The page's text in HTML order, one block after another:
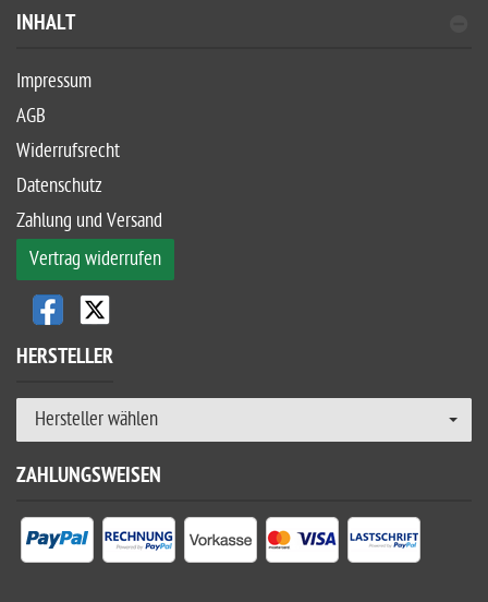
INHALT
Impressum
AGB
Widerrufsrecht
Datenschutz
Zahlung und Versand
Vertrag widerrufen
HERSTELLER
Hersteller wählen
ZAHLUNGSWEISEN